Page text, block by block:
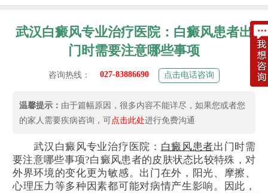
武汉白癜风专业治疗医院：白癜风患者出
门时需要注意哪些事项
咨询热线： 027-83886690 点击电话咨询
温馨提示： 由于篇幅原因，很多内容不能详尽，如果您或者您
的家人需要疾病咨询，可点击此处进行免费沟通
武汉白癜风专业治疗医院： 白癜风患者出门时需
要注意哪些事项?白癜风患者的皮肤状态比较特殊，对
外界环境的变化更为敏感。出门在外，阳光、摩擦、
心理压力等多种因素都可能对病情产生影响。因此，